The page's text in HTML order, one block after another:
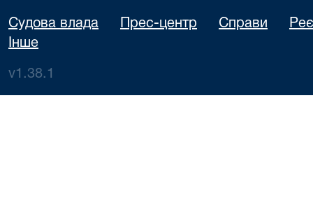
Судова влада Прес-центр Справи
Інше
v1.38.1